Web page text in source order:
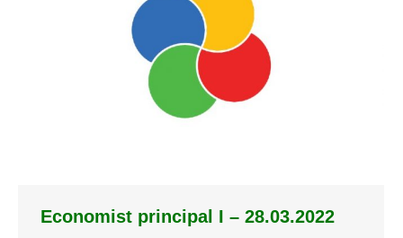
Economist principal I – 28.03.2022